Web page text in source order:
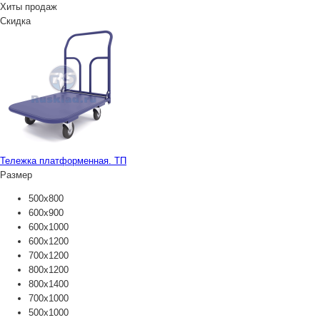
Хиты продаж
Скидка
Тележка платформенная. ТП
Размер
500х800
600х900
600х1000
600х1200
700х1200
800х1200
800х1400
700х1000
500х1000